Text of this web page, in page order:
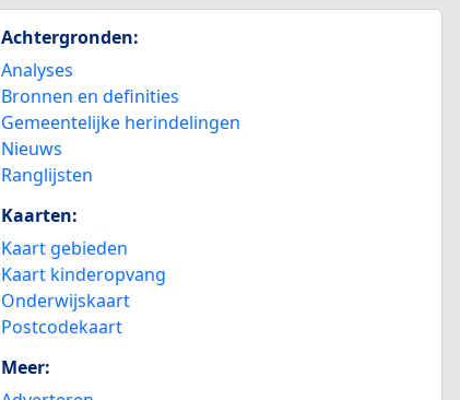
Achtergronden:
Analyses
Bronnen en definities
Gemeentelijke herindelingen
Nieuws
Ranglijsten
Kaarten:
Kaart gebieden
Kaart kinderopvang
Onderwijskaart
Postcodekaart
Meer: